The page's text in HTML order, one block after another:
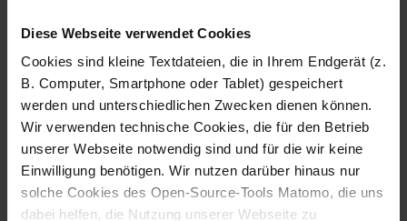
Diese Webseite verwendet Cookies
Cookies sind kleine Textdateien, die in Ihrem Endgerät (z.
B. Computer, Smartphone oder Tablet) gespeichert
werden und unterschiedlichen Zwecken dienen können.
Wir verwenden technische Cookies, die für den Betrieb
unserer Webseite notwendig sind und für die wir keine
Einwilligung benötigen. Wir nutzen darüber hinaus nur
solche Cookies des Open-Source-Tools Matomo, die uns
dabei helfen, die Nutzung unserer Webseite zu
Fotografo: Lorenz
Sternbach
Download
Fotografo: Lorenz
Sternbach
Download